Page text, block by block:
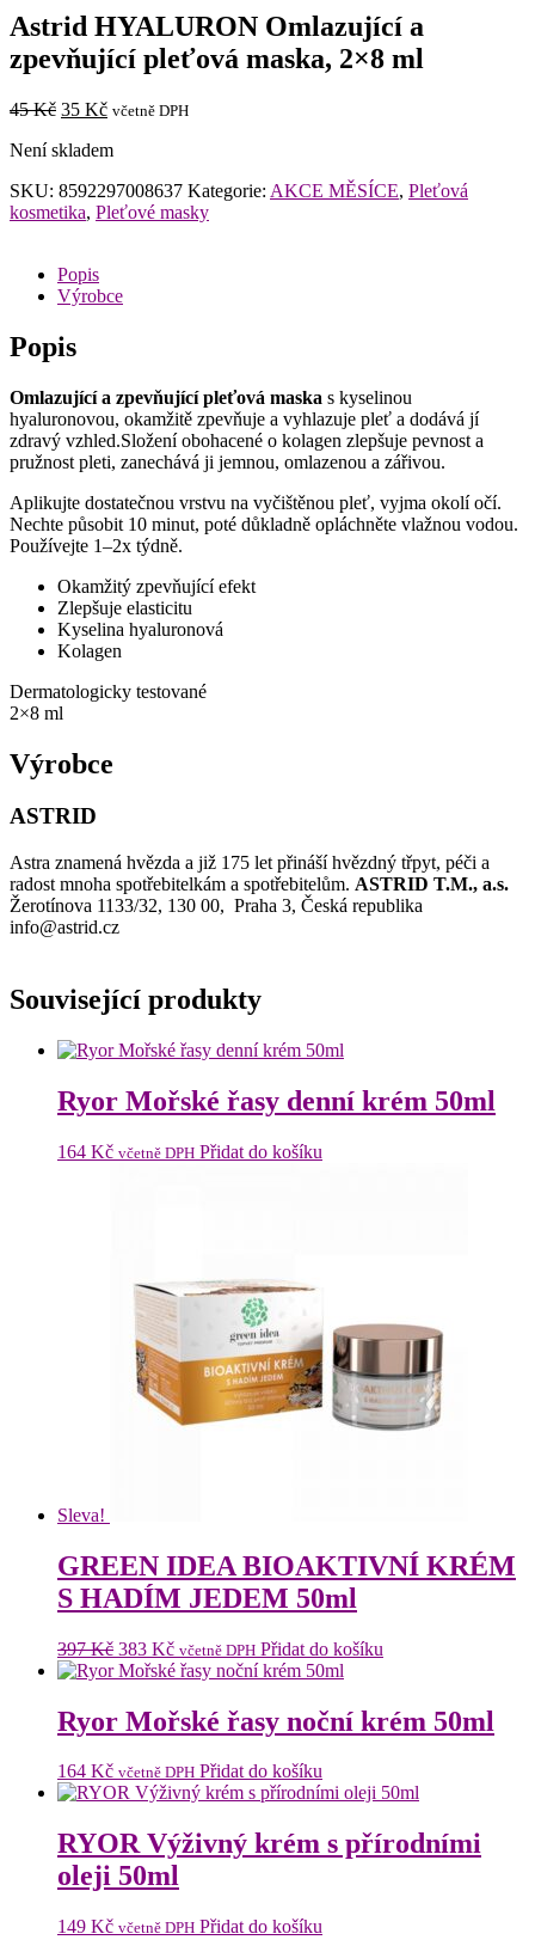
Astrid HYALURON Omlazující a
zpevňující pleťová maska, 2×8 ml
45Kč Původní
byla:
35 KčAktuální
je:
včetně DPH
Není skladem
SKU: 8592297008637 Kategorie: AKCE MĚSÍCE, Pleťová
kosmetika, Pleťové masky
Popis
Výrobce
Popis
Omlazující a zpevňující pleťová maska s kyselinou
hyaluronovou, okamžitě zpevňuje a vyhlazuje pleť a dodává jí
zdravý vzhled.Složení obohacené o kolagen zlepšuje pevnost a
pružnost pleti, zanechává ji jemnou, omlazenou a zářivou.
Aplikujte dostatečnou vrstvu na vyčištěnou pleť, vyjma okolí očí.
Nechte působit 10 minut, poté důkladně opláchněte vlažnou vodou.
Používejte 1–2x týdně.
Okamžitý zpevňující efekt
Zlepšuje elasticitu
Kyselina hyaluronová
Kolagen
Dermatologicky testované
2×8 ml
Výrobce
ASTRID
Astra znamená hvězda a již 175 let přináší hvězdný třpyt, péči a
radost mnoha spotřebitelkám a spotřebitelům. ASTRID T.M., a.s.
Žerotínova 1133/32, 130 00, Praha 3, Česká republika
info@astrid.cz
Související produkty
Ryor Mořské řasy denní krém 50ml
164 Kč včetně DPH Přidat do košíku
Sleva!
GREEN IDEA BIOAKTIVNÍ KRÉM
S HADÍM JEDEM 50ml
397Kč Původní
cena
397 Kč.
383 KčAktuální
cena
383 Kč.
včetně DPH Přidat do košíku
Ryor Mořské řasy noční krém 50ml
164 Kč včetně DPH Přidat do košíku
RYOR Výživný krém s přírodními
oleji 50ml
149 Kč včetně DPH Přidat do košíku